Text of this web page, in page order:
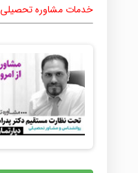
خدمات مشاوره تحصیلی